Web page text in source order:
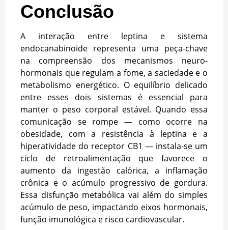
Conclusão
A interação entre leptina e sistema
endocanabinoide representa uma peça-chave
na compreensão dos mecanismos neuro-
hormonais que regulam a fome, a saciedade e o
metabolismo energético. O equilíbrio delicado
entre esses dois sistemas é essencial para
manter o peso corporal estável. Quando essa
comunicação se rompe — como ocorre na
obesidade, com a resistência à leptina e a
hiperatividade do receptor CB1 — instala-se um
ciclo de retroalimentação que favorece o
aumento da ingestão calórica, a inflamação
crônica e o acúmulo progressivo de gordura.
Essa disfunção metabólica vai além do simples
acúmulo de peso, impactando eixos hormonais,
função imunológica e risco cardiovascular.